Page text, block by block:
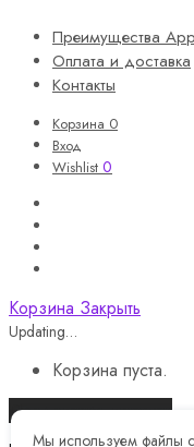
Преимущества
Оплата и доставка
Контакты
Корзина 0
Вход
Wishlist 0
Корзина Закрыть
Updating…
Корзина пуста.
Продолжить покупки
Мы используем файлы